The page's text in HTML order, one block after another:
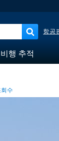
항공
비행 추적
수